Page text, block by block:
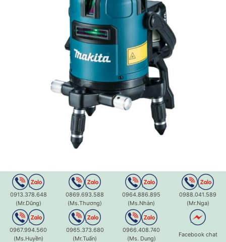
0913.378.648
(Mr.Dũng)
0869.693.588
(Ms.Thương)
0964.886.895
(Ms.Nhàn)
0988.041.589
(Mr.Nga)
0967.994.560
(Ms.Huyền)
0965.373.680
(Mr.Tuấn)
0966.408.740
(Ms. Dung)
Facebook chat